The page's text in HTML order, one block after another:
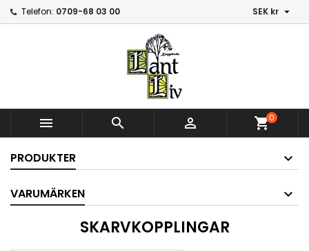
Telefon: 0709-68 03 00 SEK kr 
   shopping_cart0
PRODUKTER
VARUMÄRKEN
SKARVKOPPLINGAR